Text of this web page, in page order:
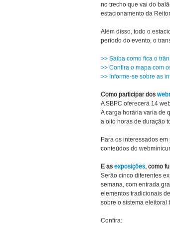
no trecho que vai do
estacionamento da
Além disso, todo o
período do evento, o
>> Saiba como fica o
>> Confira o mapa com
>> Informe-se sobre as
Como participar dos
A SBPC oferecerá 14
A carga horária varia de
a oito horas de duração
Para os interessados
conteúdos do
E as exposições, como
Serão cinco diferentes
semana, com entrada
elementos tradicionais
sobre o sistema eleitoral
Confira: